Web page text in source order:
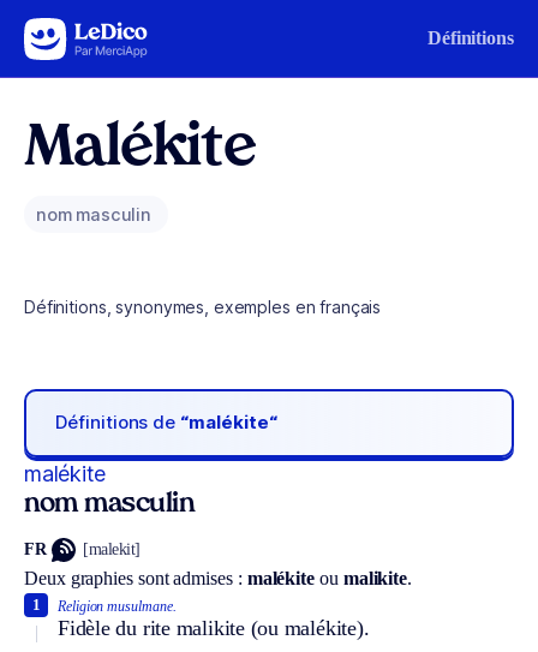
Aller au contenu Définitions
Malékite
nom masculin
Définitions, synonymes, exemples en français
Définitions de “malékite“
malékite
nom masculin
FR [malekit]
Deux graphies sont admises : malékite ou malikite.
Religion musulmane.
Fidèle du rite malikite (ou malékite).
1